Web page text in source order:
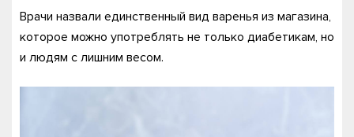
Врачи назвали единственный вид варенья из магазина,
которое можно употреблять не только диабетикам, но
и людям с лишним весом.